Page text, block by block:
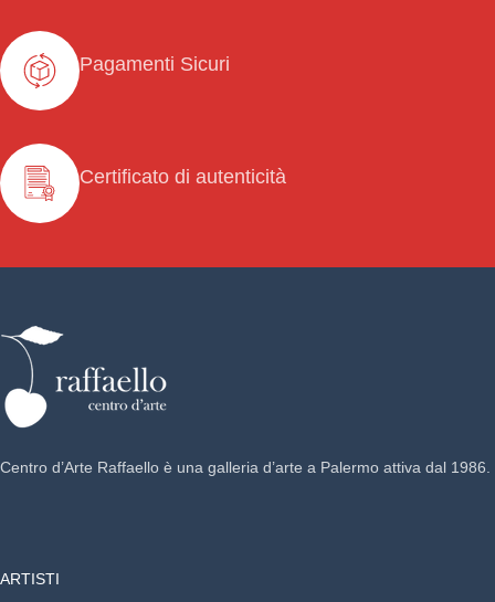
Pagamenti Sicuri
Certificato di autenticità
Centro d’Arte Raffaello è una galleria d’arte a Palermo attiva dal 1986.
ARTISTI